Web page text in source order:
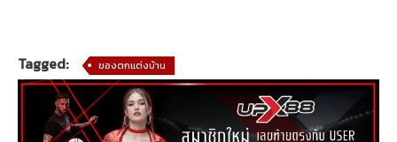
Tagged: ของตกแต่งบ้าน